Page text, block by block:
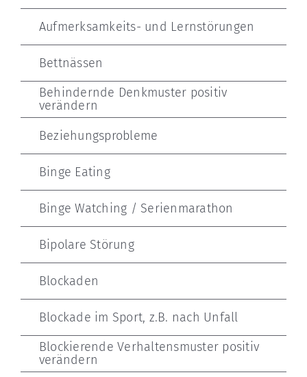
Aufmerksamkeits- und Lernstörungen
Bettnässen
Behindernde Denkmuster positiv
verändern
Beziehungsprobleme
Binge Eating
Binge Watching / Serienmarathon
Bipolare Störung
Blockaden
Blockade im Sport, z.B. nach Unfall
Blockierende Verhaltensmuster positiv
verändern